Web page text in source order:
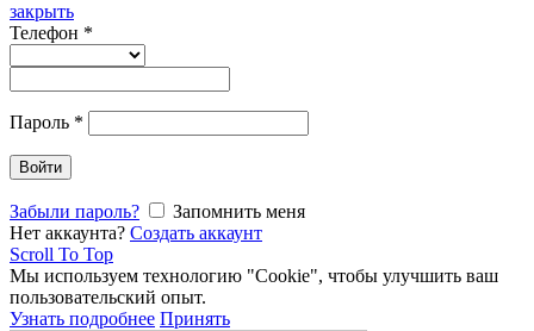
закрыть
Телефон *
Пароль *
Войти
Забыли пароль?
Запомнить меня
Нет аккаунта? Создать аккаунт
Scroll To Top
Мы используем технологию "Cookie", чтобы улучшить ваш
пользовательский опыт.
Узнать подробнее Принять